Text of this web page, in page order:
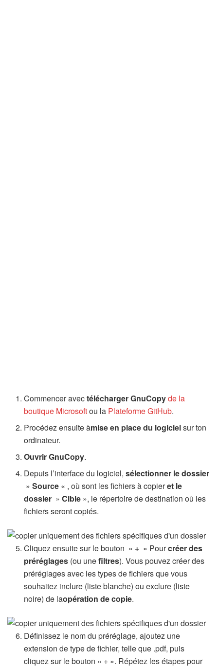
Commencer avectélécharger GnuCopyde la
boutique Microsoftou la Plateforme GitHub.
Procédez ensuite àmise en place du logicielsur ton
ordinateur.
Ouvrir GnuCopy.
Depuis l’interface du logiciel,sélectionner le dossier
»Source « , où sont les fichiers à copieret le
dossier »Cible », le répertoire de destination où les
fichiers seront copiés.
Cliquez ensuite sur le bouton » + » Pourcréer des
préréglages (ou unefiltres). Vous pouvez créer des
préréglages avec les types de fichiers que vous
souhaitez inclure (liste blanche) ou exclure (liste
noire) de laopération de copie.
Définissez le nom du préréglage, ajoutez une
extension de type de fichier, telle que .pdf, puis
cliquez sur le bouton « + ». Répétez les étapes pour